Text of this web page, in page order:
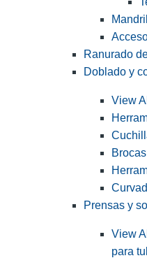
Ranurado
Doblado y
View
Prensas y
View
para